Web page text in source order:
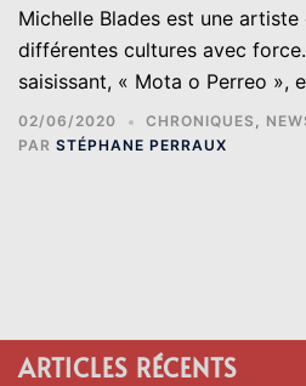
Michelle Blades est une
différentes cultures avec
saisissant, « Mota o Perreo »,
02/06/2020 CHRONIQUES ,
PAR STÉPHANE PERRAUX
ARTICLES RÉCENTS